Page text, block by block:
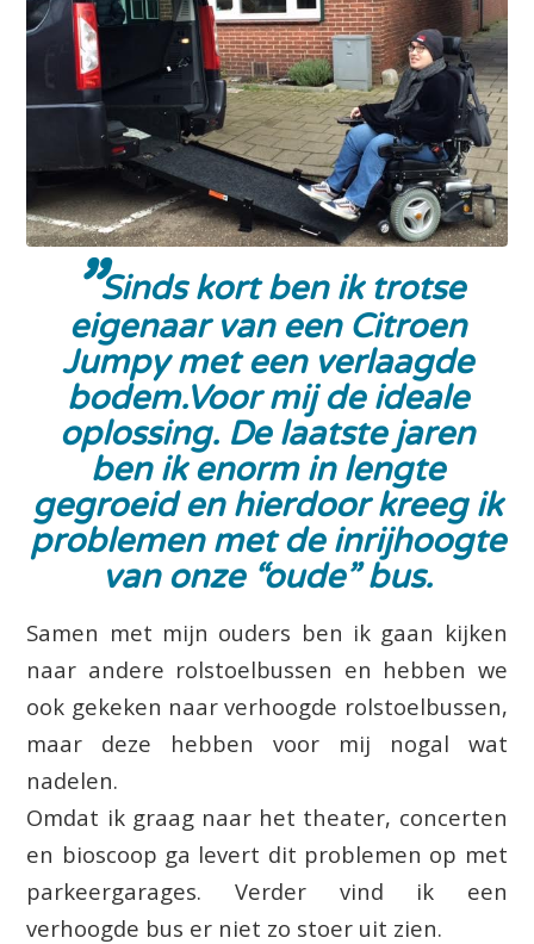
Sinds kort ben ik trotse
eigenaar van een Citroen
Jumpy met een verlaagde
bodem.Voor mij de ideale
oplossing. De laatste jaren
ben ik enorm in lengte
gegroeid en hierdoor kreeg ik
problemen met de inrijhoogte
van onze “oude” bus.
Samen met mijn ouders ben ik gaan kijken
naar andere rolstoelbussen en hebben we
ook gekeken naar verhoogde rolstoelbussen,
maar deze hebben voor mij nogal wat
nadelen.
Omdat ik graag naar het theater, concerten
en bioscoop ga levert dit problemen op met
parkeergarages. Verder vind ik een
verhoogde bus er niet zo stoer uit zien.